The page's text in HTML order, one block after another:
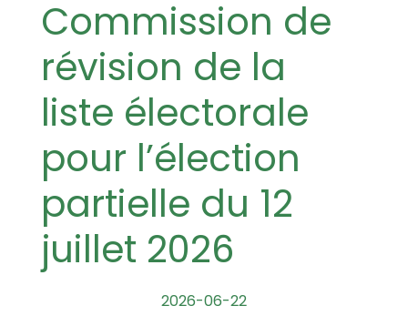
Commission de
révision de la
liste électorale
pour l’élection
partielle du 12
juillet 2026
2026-06-22